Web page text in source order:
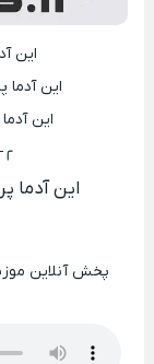
اﻳﻦ
اﻳﻦ
اﻳﻦ
اﻳﻦ آدﻣﺎ
پخش آنلاین